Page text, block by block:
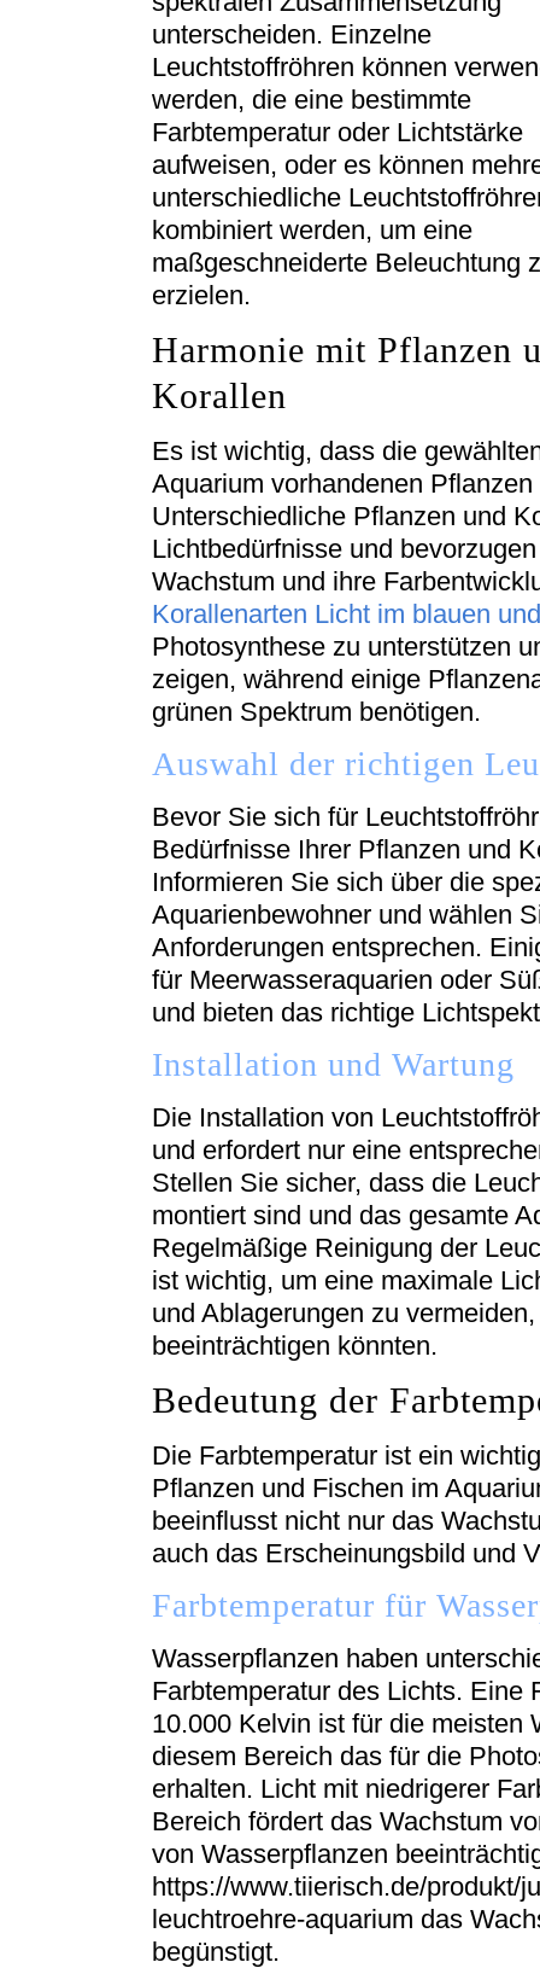
unterscheiden. Einzelne
Leuchtstoffröhren können
werden, die eine bestimmte
Farbtemperatur oder Lichtstärke
aufweisen, oder es können
unterschiedliche
kombiniert werden, um eine
maßgeschneiderte Beleuchtung
erzielen.
Harmonie mit Pflanzen
Korallen
Es ist wichtig, dass die
Aquarium vorhandenen
Unterschiedliche Pflanzen und
Lichtbedürfnisse und
Wachstum und ihre
Korallenarten Licht im blauen
Photosynthese zu unterstützen
zeigen, während einige
grünen Spektrum benötigen.
Auswahl der richtigen
Bevor Sie sich für
Bedürfnisse Ihrer Pflanzen und
Informieren Sie sich über die
Aquarienbewohner und wählen
Anforderungen entsprechen.
für Meerwasseraquarien oder
und bieten das richtige
Installation und Wartung
Die Installation von
und erfordert nur eine
Stellen Sie sicher, dass die
montiert sind und das gesamte
Regelmäßige Reinigung der
ist wichtig, um eine maximale
und Ablagerungen zu
beeinträchtigen könnten.
Bedeutung der
Die Farbtemperatur ist ein
Pflanzen und Fischen im
beeinflusst nicht nur das
auch das Erscheinungsbild und
Farbtemperatur für
Wasserpflanzen haben
Farbtemperatur des Lichts. Eine
10.000 Kelvin ist für die meisten
diesem Bereich das für die
erhalten. Licht mit niedrigerer
Bereich fördert das Wachstum
von Wasserpflanzen
https://www.tiierisch.de/produkt/
leuchtroehre-aquarium das
begünstigt.